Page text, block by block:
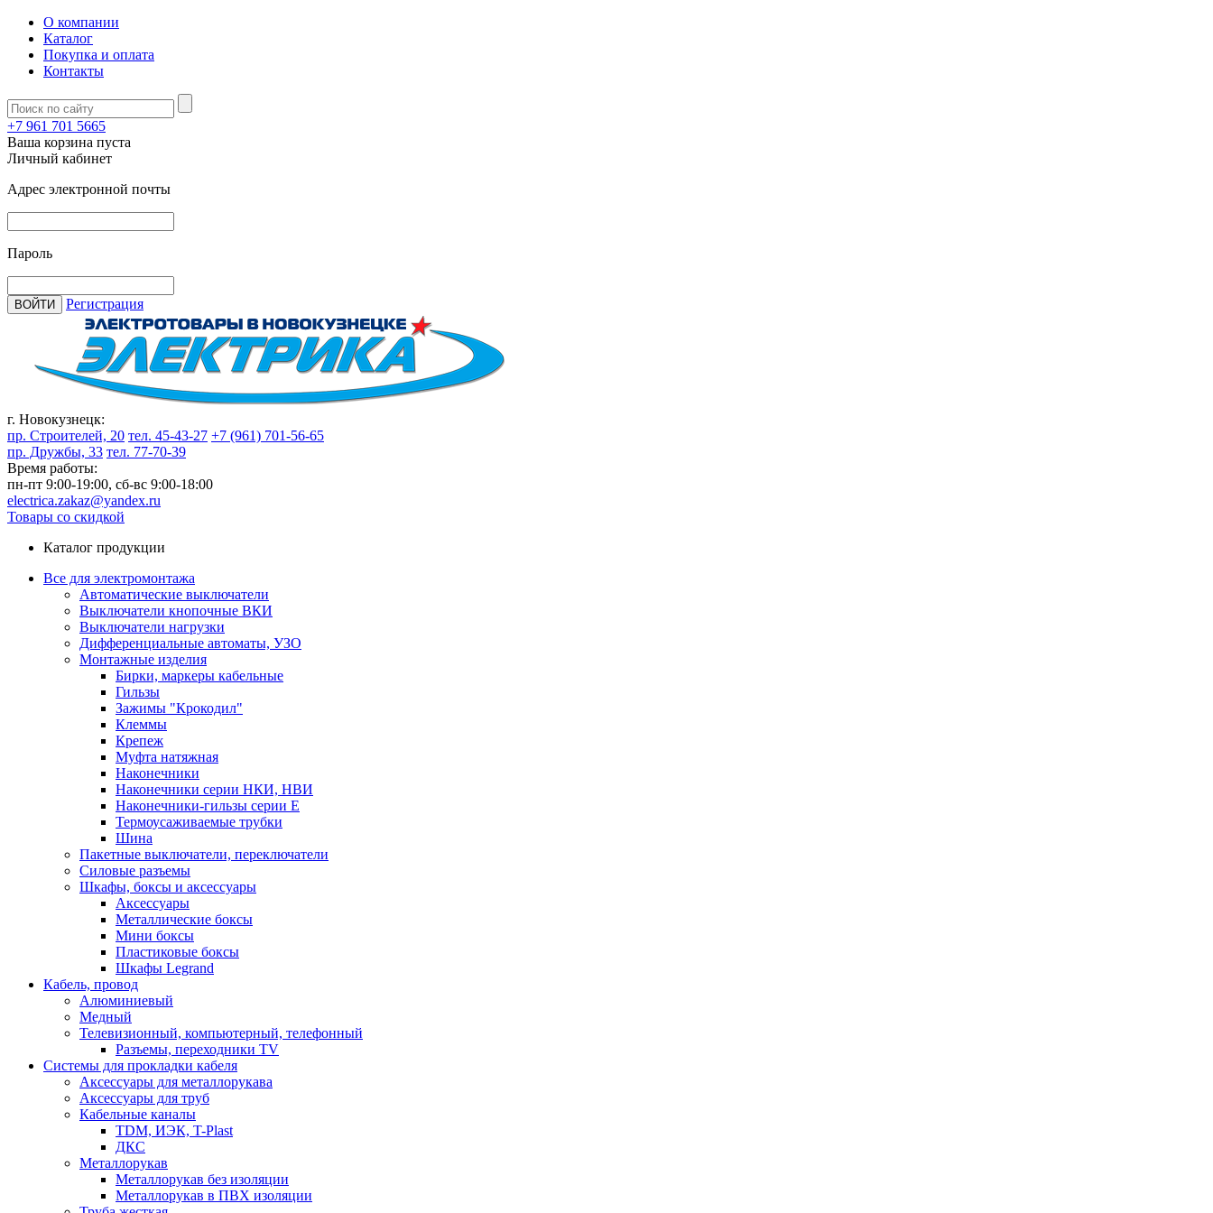
О компании
Каталог
Покупка и оплата
Контакты
+7 961 701 5665
Ваша корзина пуста
Личный кабинет
Адрес электронной почты
Пароль
ВОЙТИ Регистрация
г. Новокузнецк:
пр. Строителей, 20 тел. 45-43-27 +7 (961) 701-56-65
пр. Дружбы, 33 тел. 77-70-39
Время работы:
пн-пт 9:00-19:00, сб-вс 9:00-18:00
electrica.zakaz@yandex.ru
Товары со скидкой
Каталог продукции
Все для электромонтажа
Автоматические выключатели
Выключатели кнопочные ВКИ
Выключатели нагрузки
Дифференциальные автоматы, УЗО
Монтажные изделия
Бирки, маркеры кабельные
Гильзы
Зажимы "Крокодил"
Клеммы
Крепеж
Муфта натяжная
Наконечники
Наконечники серии НКИ, НВИ
Наконечники-гильзы серии Е
Термоусаживаемые трубки
Шина
Пакетные выключатели, переключатели
Силовые разъемы
Шкафы, боксы и аксессуары
Аксессуары
Металлические боксы
Мини боксы
Пластиковые боксы
Шкафы Legrand
Кабель, провод
Алюминиевый
Медный
Телевизионный, компьютерный, телефонный
Разъемы, переходники TV
Системы для прокладки кабеля
Аксессуары для металлорукава
Аксессуары для труб
Кабельные каналы
TDM, ИЭК, T-Plast
ДКС
Металлорукав
Металлорукав без изоляции
Металлорукав в ПВХ изоляции